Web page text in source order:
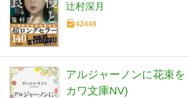
辻村深月
42449
アルジャーノンに花束を
カワ文庫NV)